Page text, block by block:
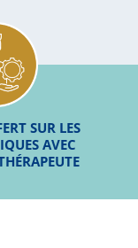
SUR LES
AVEC